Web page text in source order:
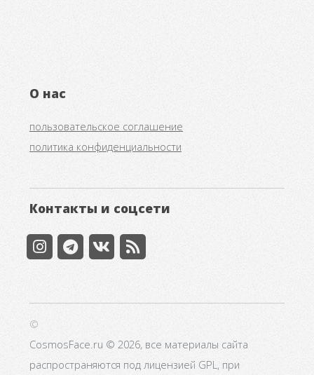
О нас
пользовательское соглашение
политика конфиденциальности
Контакты и соцсети
©
CosmosFace.ru © 2026, все материалы сайта
распространяются под лицензией GPL, при